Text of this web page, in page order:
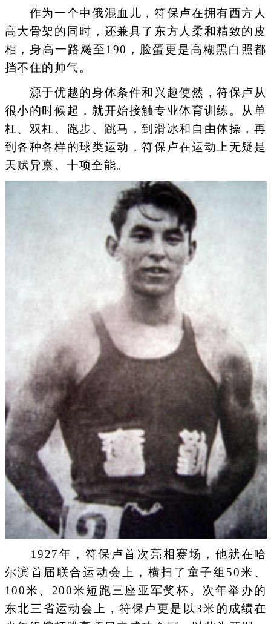
作为一个中俄混血儿，符保卢在拥有西方人
高大骨架的同时，还兼具了东方人柔和精致的皮
相，身高一路飚至190，脸蛋更是高糊黑白照都
挡不住的帅气。
源于优越的身体条件和兴趣使然，符保卢从
很小的时候起，就开始接触专业体育训练。从单
杠、双杠、跑步、跳马，到滑冰和自由体操，再
到各种各样的球类运动，符保卢在运动上无疑是
天赋异禀、十项全能。
1927年，符保卢首次亮相赛场，他就在哈
尔滨首届联合运动会上，横扫了童子组50米、
100米、200米短跑三座亚军奖杯。次年举办的
东北三省运动会上，符保卢更是以3米的成绩在